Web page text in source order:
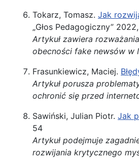
Tokarz, Tomasz. Jak
„Głos Pedagogiczny”
Artykuł zawiera
obecności fake newsów w
Frasunkiewicz, Maciej.
Artykuł porusza
ochronić się przed
Sawiński, Julian Piotr. Jak
54
Artykuł podejmuje
rozwijania krytycznego